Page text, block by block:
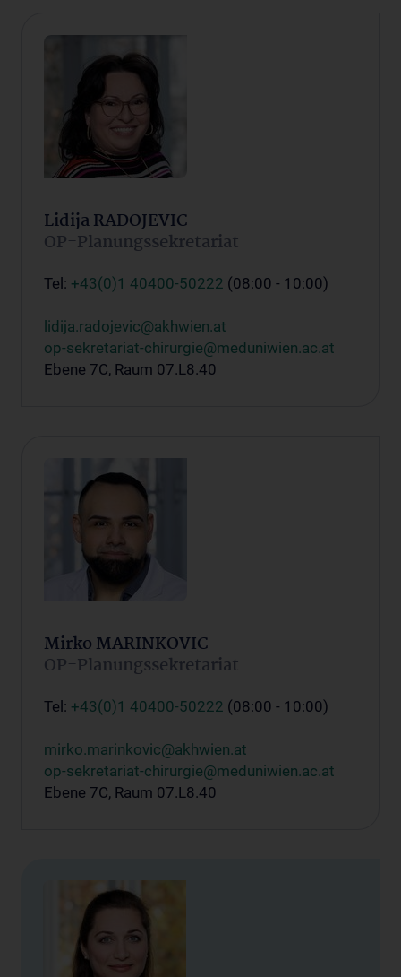
Lidija RADOJEVIC
OP-Planungssekretariat
Tel: +43(0)1 40400-50222 (08:00 - 10:00)
lidija.radojevic@akhwien.at
op-sekretariat-chirurgie@meduniwien.ac.at
Ebene 7C, Raum 07.L8.40
Mirko MARINKOVIC
OP-Planungssekretariat
Tel: +43(0)1 40400-50222 (08:00 - 10:00)
mirko.marinkovic@akhwien.at
op-sekretariat-chirurgie@meduniwien.ac.at
Ebene 7C, Raum 07.L8.40